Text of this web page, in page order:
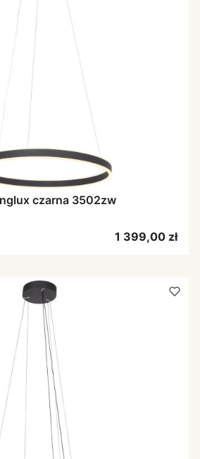
czarna 3502zw
Cena
1 399,00 zł